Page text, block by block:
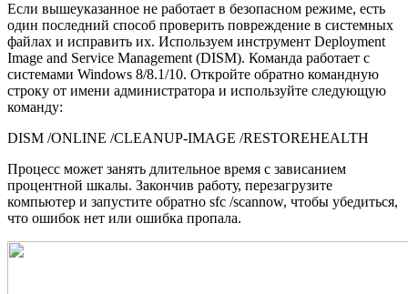
Если вышеуказанное не работает в безопасном режиме, есть
один последний способ проверить повреждение в системных
файлах и исправить их. Используем инструмент Deployment
Image and Service Management (DISM). Команда работает с
системами Windows 8/8.1/10. Откройте обратно командную
строку от имени администратора и используйте следующую
команду:
DISM /ONLINE /CLEANUP-IMAGE /RESTOREHEALTH
Процесс может занять длительное время с зависанием
процентной шкалы. Закончив работу, перезагрузите
компьютер и запустите обратно sfc /scannow, чтобы убедиться,
что ошибок нет или ошибка пропала.